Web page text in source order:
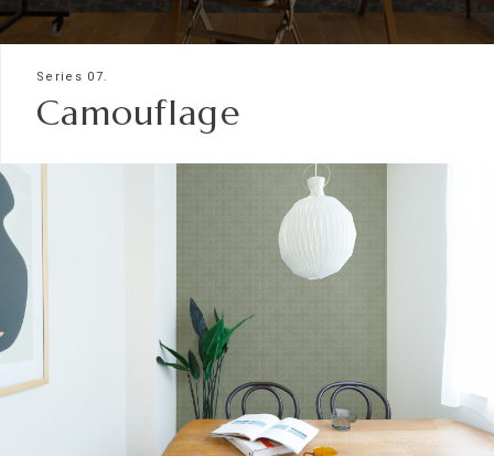
Series 07.
Camouflage